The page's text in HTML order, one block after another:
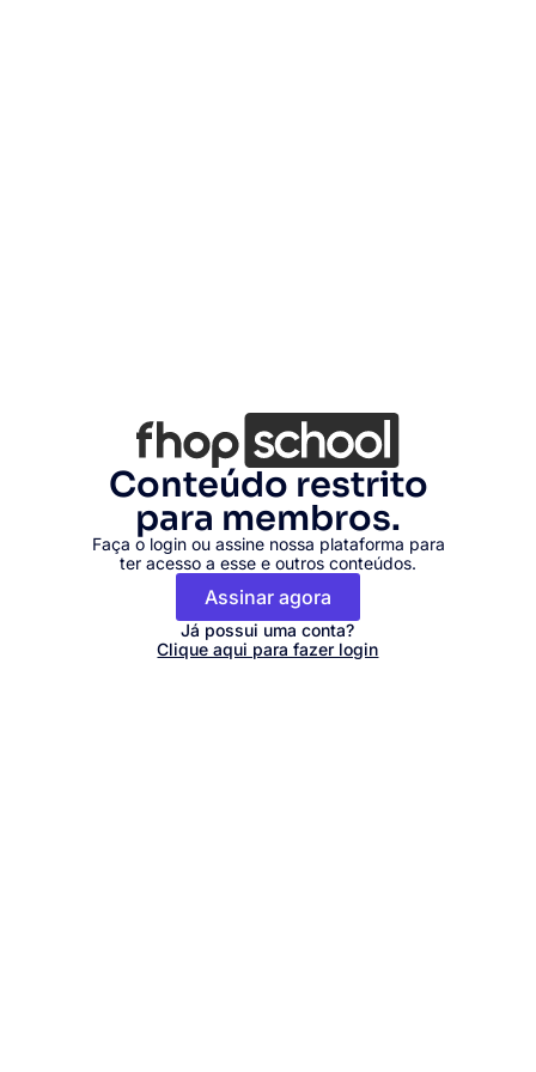
Conteúdo restrito
para membros.
Faça o login ou assine nossa plataforma para
ter acesso a esse e outros conteúdos.
Assinar agora
Já possui uma conta?
Clique aqui para fazer login